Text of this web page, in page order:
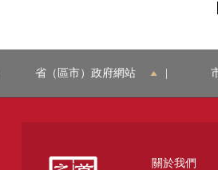
省（區市）政府網站
關於我們